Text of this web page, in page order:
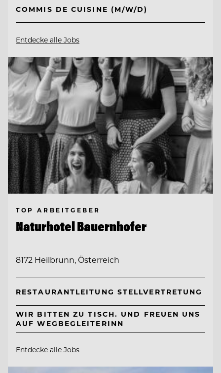
COMMIS DE CUISINE (M/W/D)
Entdecke alle Jobs
TOP ARBEITGEBER
Naturhotel Bauernhofer
8172 Heilbrunn, Österreich
RESTAURANTLEITUNG STELLVERTRETUNG
WIR BITTEN ZU TISCH. UND FREUEN UNS
AUF WEGBEGLEITERINN
Entdecke alle Jobs